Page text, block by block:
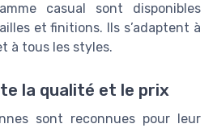
casual sont disponibles
et finitions. Ils s’adaptent à
à tous les styles.
la qualité et le prix
sont reconnues pour leur